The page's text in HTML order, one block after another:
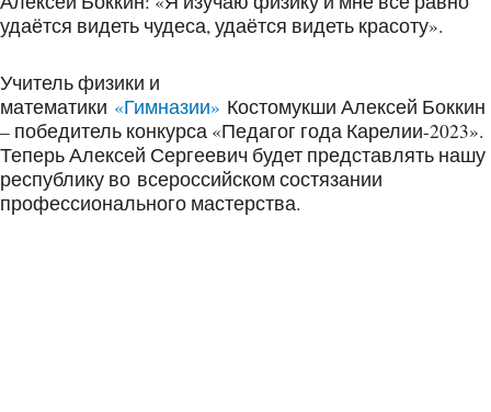
удаётся видеть чудеса, удаётся видеть красоту».
Учитель физики и
математики «Гимназии» Костомукши Алексей Боккин
– победитель конкурса «Педагог года Карелии-2023».
Теперь Алексей Сергеевич будет представлять нашу
республику во всероссийском состязании
профессионального мастерства.